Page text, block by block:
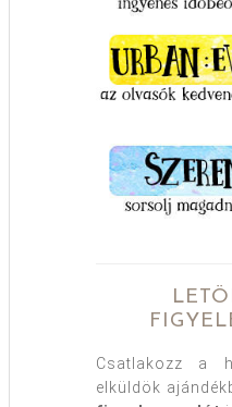
Csatlakozz a
elküldök